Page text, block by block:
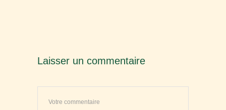
Laisser un commentaire